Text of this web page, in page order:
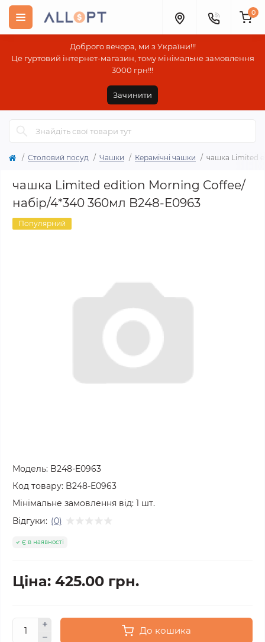
Доброго вечора, ми з України!!!
Це гуртовий інтернет-магазин, тому мінімальне замовлення
3000 грн!!!
Зачинити
0
Столовий посуд Чашки Керамічні чашки чашка Limited
чашка Limited edition Morning Coffee/
набір/4*340 360мл B248-E0963
Популярний
Модель: B248-E0963
Код товару: B248-E0963
Мінімальне замовлення від: 1 шт.
Відгуки: (0)
Є в наявності
Ціна: 425.00 грн.
До кошика